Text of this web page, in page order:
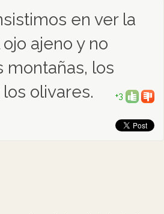
en ver la
ajeno y no
montañas, los
olivares.
+3